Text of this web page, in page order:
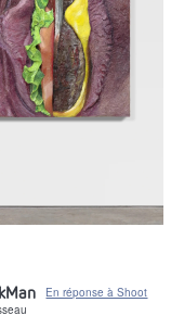
En réponse à Shoot